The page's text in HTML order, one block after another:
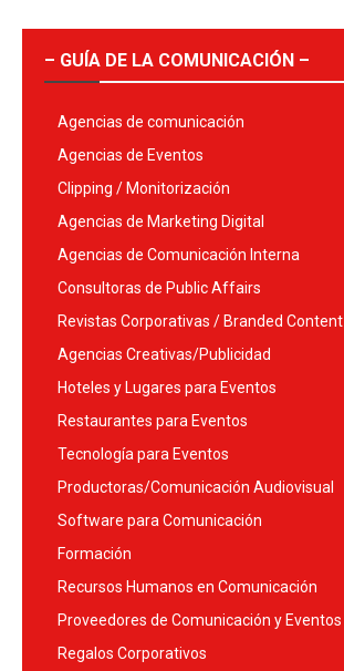
– GUÍA DE LA COMUNICACIÓN –
Agencias de comunicación
Agencias de Eventos
Clipping / Monitorización
Agencias de Marketing Digital
Agencias de Comunicación Interna
Consultoras de Public Affairs
Revistas Corporativas / Branded Content
Agencias Creativas/Publicidad
Hoteles y Lugares para Eventos
Restaurantes para Eventos
Tecnología para Eventos
Productoras/Comunicación Audiovisual
Software para Comunicación
Formación
Recursos Humanos en Comunicación
Proveedores de Comunicación y Eventos
Regalos Corporativos